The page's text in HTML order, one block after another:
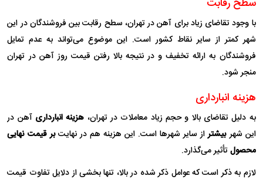
سطح رقابت
با وجود تقاضای زیاد برای آهن در تهران، سطح رقابت بین فروشندگان در این
شهر کمتر از سایر نقاط کشور است. این موضوع می‌تواند به عدم تمایل
فروشندگان به ارائه تخفیف و در نتیجه بالا رفتن قیمت روز آهن در تهران
منجر شود.
هزینه انبارداری
به دلیل تقاضای بالا و حجم زیاد معاملات در تهران، هزینه انبارداری آهن در
این شهربیشتراز سایر شهرها است. این هزینه هم در نهایتبر قیمت نهایی
محصولتأثیر می‌گذارد.
لازم به ذکر است که عوامل ذکر شده در بالا، تنها بخشی از دلایل تفاوت قیمت